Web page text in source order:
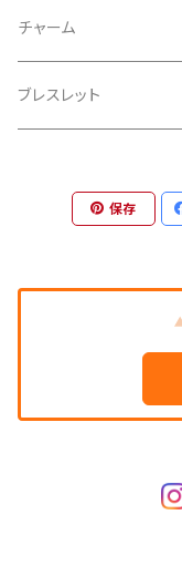
チャーム
ブレスレット
保存